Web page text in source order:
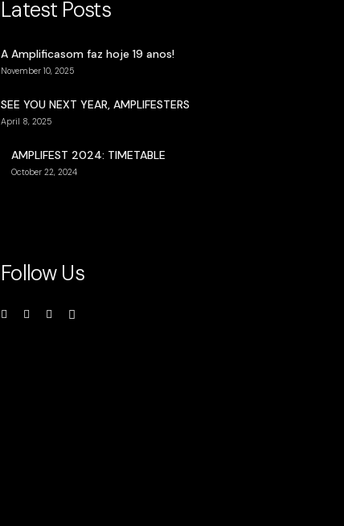
Latest Posts
A Amplificasom faz hoje 19 anos!
November 10, 2025
SEE YOU NEXT YEAR, AMPLIFESTERS
April 8, 2025
AMPLIFEST 2024: TIMETABLE
October 22, 2024
Follow Us